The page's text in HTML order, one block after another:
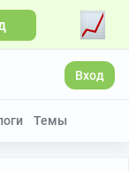
Вход
Темы